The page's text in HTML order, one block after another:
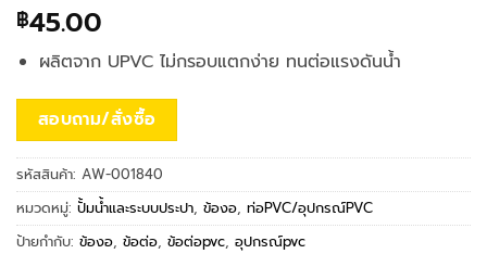
฿45.00
ผลิตจาก UPVC ไม่กรอบแตกง่าย ทนต่อแรงดันน้ำ
สอบถาม/สั่งซื้อ
รหัสสินค้า: AW-001840
หมวดหมู่: ปั้มน้ำและระบบประปา, ข้องอ, ท่อPVC/อุปกรณ์PVC
ป้ายกำกับ: ข้องอ, ข้อต่อ, ข้อต่อpvc, อุปกรณ์pvc